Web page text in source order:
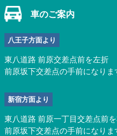
車のご案内
八王子方面より
東八道路 前原交差点前を左折
前原坂下交差点の手前になりま
新宿方面より
東八道路 前原一丁目交差点前
前原坂下交差点の手前になりま